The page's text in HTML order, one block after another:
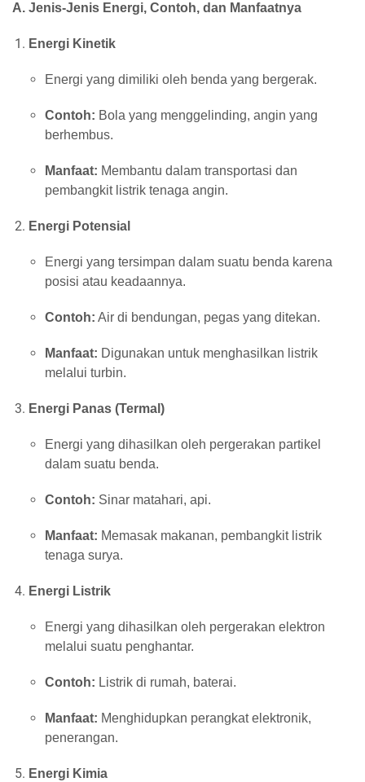
A. Jenis-Jenis Energi, Contoh, dan Manfaatnya
Energi Kinetik
Energi yang dimiliki oleh benda yang bergerak.
Contoh: Bola yang menggelinding, angin yang
berhembus.
Manfaat: Membantu dalam transportasi dan
pembangkit listrik tenaga angin.
Energi Potensial
Energi yang tersimpan dalam suatu benda karena
posisi atau keadaannya.
Contoh: Air di bendungan, pegas yang ditekan.
Manfaat: Digunakan untuk menghasilkan listrik
melalui turbin.
Energi Panas (Termal)
Energi yang dihasilkan oleh pergerakan partikel
dalam suatu benda.
Contoh: Sinar matahari, api.
Manfaat: Memasak makanan, pembangkit listrik
tenaga surya.
Energi Listrik
Energi yang dihasilkan oleh pergerakan elektron
melalui suatu penghantar.
Contoh: Listrik di rumah, baterai.
Manfaat: Menghidupkan perangkat elektronik,
penerangan.
Energi Kimia